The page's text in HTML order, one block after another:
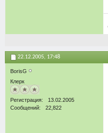
22.12.2005, 17:48
BorisG
Клерк
Регистрация
13.02.2005
Сообщений
22,822